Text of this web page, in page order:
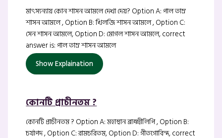
মাৎস্যন্যায় কোন শাসন আমলে দেখা দেয়? Option A: পাল তাম্র
শাসন আমলে , Option B: খিলজি শাসন আমলে , Option C:
সেন শাসন আমলে, Option D: মোগল শাসন আমলে, correct
answer is: পাল তাম্র শাসন আমলে
Show Explaination
কোনটি প্রাচীনতম ?
কোনটি প্রাচীনতম ? Option A: মহাস্থান ব্রাক্ষ্মীলিপি , Option B:
চর্যাপদ , Option C: রামচরিতম, Option D: গীতগোবিন্দ, correct